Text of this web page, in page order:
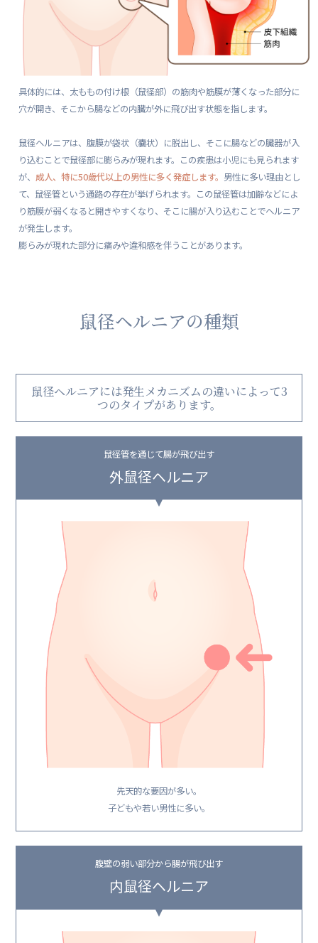
具体的には、太ももの付け根（鼠径部）の筋肉や筋膜が薄くなった部分に
穴が開き、そこから腸などの内臓が外に飛び出す状態を指します。
鼠径ヘルニアは、腹膜が袋状（嚢状）に脱出し、そこに腸などの臓器が入
り込むことで鼠径部に膨らみが現れます。この疾患は小児にも見られます
が、成人、特に50歳代以上の男性に多く発症します。 男性に多い理由とし
て、鼠径管という通路の存在が挙げられます。この鼠径管は加齢などによ
り筋膜が弱くなると開きやすくなり、そこに腸が入り込むことでヘルニア
が発生します。
膨らみが現れた部分に痛みや違和感を伴うことがあります。
鼠径ヘルニアの種類
鼠径ヘルニアには発生メカニズムの違いによって3
つのタイプがあります。
鼠径管を通じて腸が飛び出す
外鼠径ヘルニア
先天的な要因が多い。
子どもや若い男性に多い。
腹壁の弱い部分から腸が飛び出す
内鼠径ヘルニア